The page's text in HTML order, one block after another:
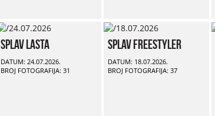
Splav Lasta
DATUM: 24.07.2026.
BROJ FOTOGRAFIJA: 31
Splav Freestyler
DATUM: 18.07.2026.
BROJ FOTOGRAFIJA: 37